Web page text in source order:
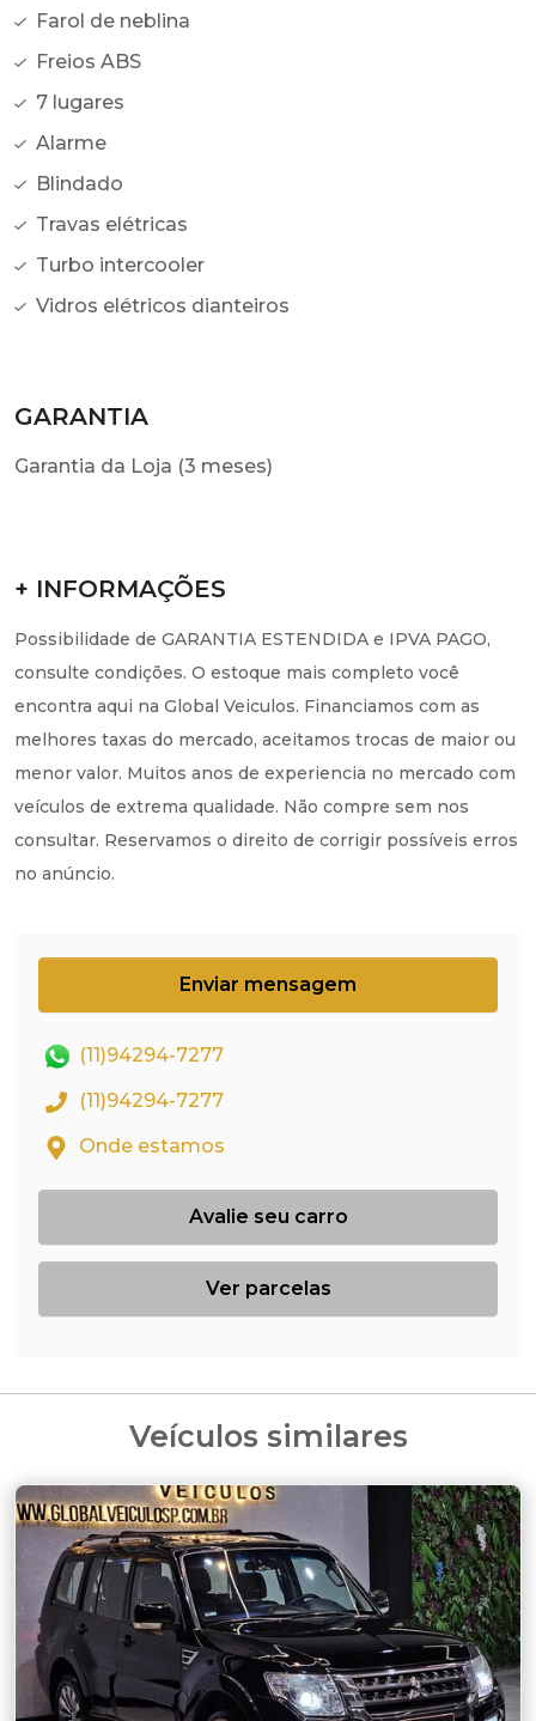
Farol de neblina
Freios ABS
7 lugares
Alarme
Blindado
Travas elétricas
Turbo intercooler
Vidros elétricos dianteiros
GARANTIA
Garantia da Loja (3 meses)
+ INFORMAÇÕES
Possibilidade de GARANTIA ESTENDIDA e IPVA PAGO,
consulte condições. O estoque mais completo você
encontra aqui na Global Veiculos. Financiamos com as
melhores taxas do mercado, aceitamos trocas de maior ou
menor valor. Muitos anos de experiencia no mercado com
veículos de extrema qualidade. Não compre sem nos
consultar. Reservamos o direito de corrigir possíveis erros
no anúncio.
Enviar mensagem
(11)94294-7277
(11)94294-7277
Onde estamos
Avalie seu carro
Ver parcelas
Veículos similares